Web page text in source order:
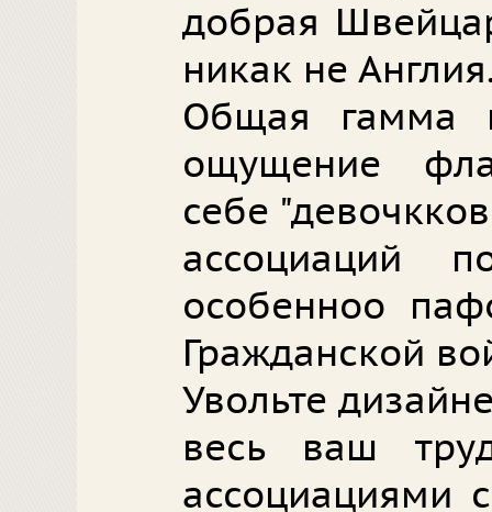
добрая
никак не
Общая гамма
ощущение
себе
особенноо
Гражданской
Увольте
весь ваш
ассоциациями